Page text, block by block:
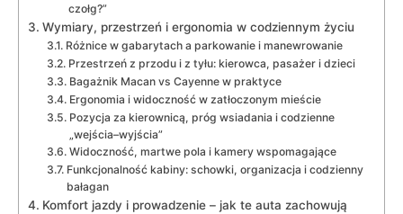
czołg?”
Wymiary, przestrzeń i ergonomia w codziennym życiu
Różnice w gabarytach a parkowanie i manewrowanie
Przestrzeń z przodu i z tyłu: kierowca, pasażer i dzieci
Bagażnik Macan vs Cayenne w praktyce
Ergonomia i widoczność w zatłoczonym mieście
Pozycja za kierownicą, próg wsiadania i codzienne
„wejścia–wyjścia”
Widoczność, martwe pola i kamery wspomagające
Funkcjonalność kabiny: schowki, organizacja i codzienny
bałagan
Komfort jazdy i prowadzenie – jak te auta zachowują